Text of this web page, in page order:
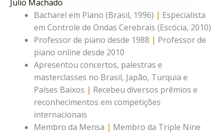
Julio Machado
Bacharel em Piano (Brasil, 1996) | Especialista
em Controle de Ondas Cerebrais (Escócia, 2010)
Professor de piano desde 1988 | Professor de
piano online desde 2010
Apresentou concertos, palestras e
masterclasses no Brasil, Japão, Turquia e
Países Baixos | Recebeu diversos prêmios e
reconhecimentos em competições
internacionais
Membro da Mensa | Membro da Triple Nine